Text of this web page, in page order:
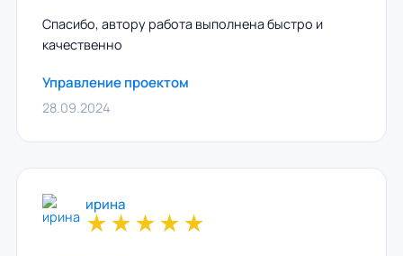
Спасибо, автору работа выполнена быстро и
качественно
Управление проектом
28.09.2024
ирина
★★★★★